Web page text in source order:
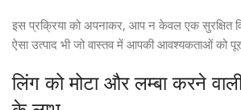
इस प्रक्रिया को अपनाकर, आप न केवल एक सुरक्षित
ऐसा उत्पाद भी जो वास्तव में आपकी आवश्यकताओं को
लिंग को मोटा और लम्बा करने